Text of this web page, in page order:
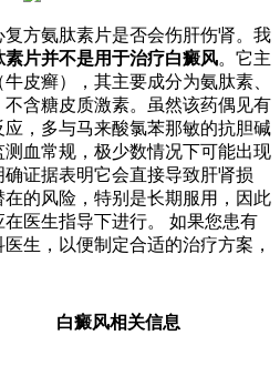
方氨肽素片是否会伤肝伤肾。我
素片并不是用于治疗白癜风。它主
皮癣），其主要成分为氨肽素、
含糖皮质激素。虽然该药偶见有
，多与马来酸氯苯那敏的抗胆碱
血常规，极少数情况下可能出现
证据表明它会直接导致肝肾损
的风险，特别是长期服用，因此
医生指导下进行。 如果您患有
生，以便制定合适的治疗方案，
白癜风相关信息